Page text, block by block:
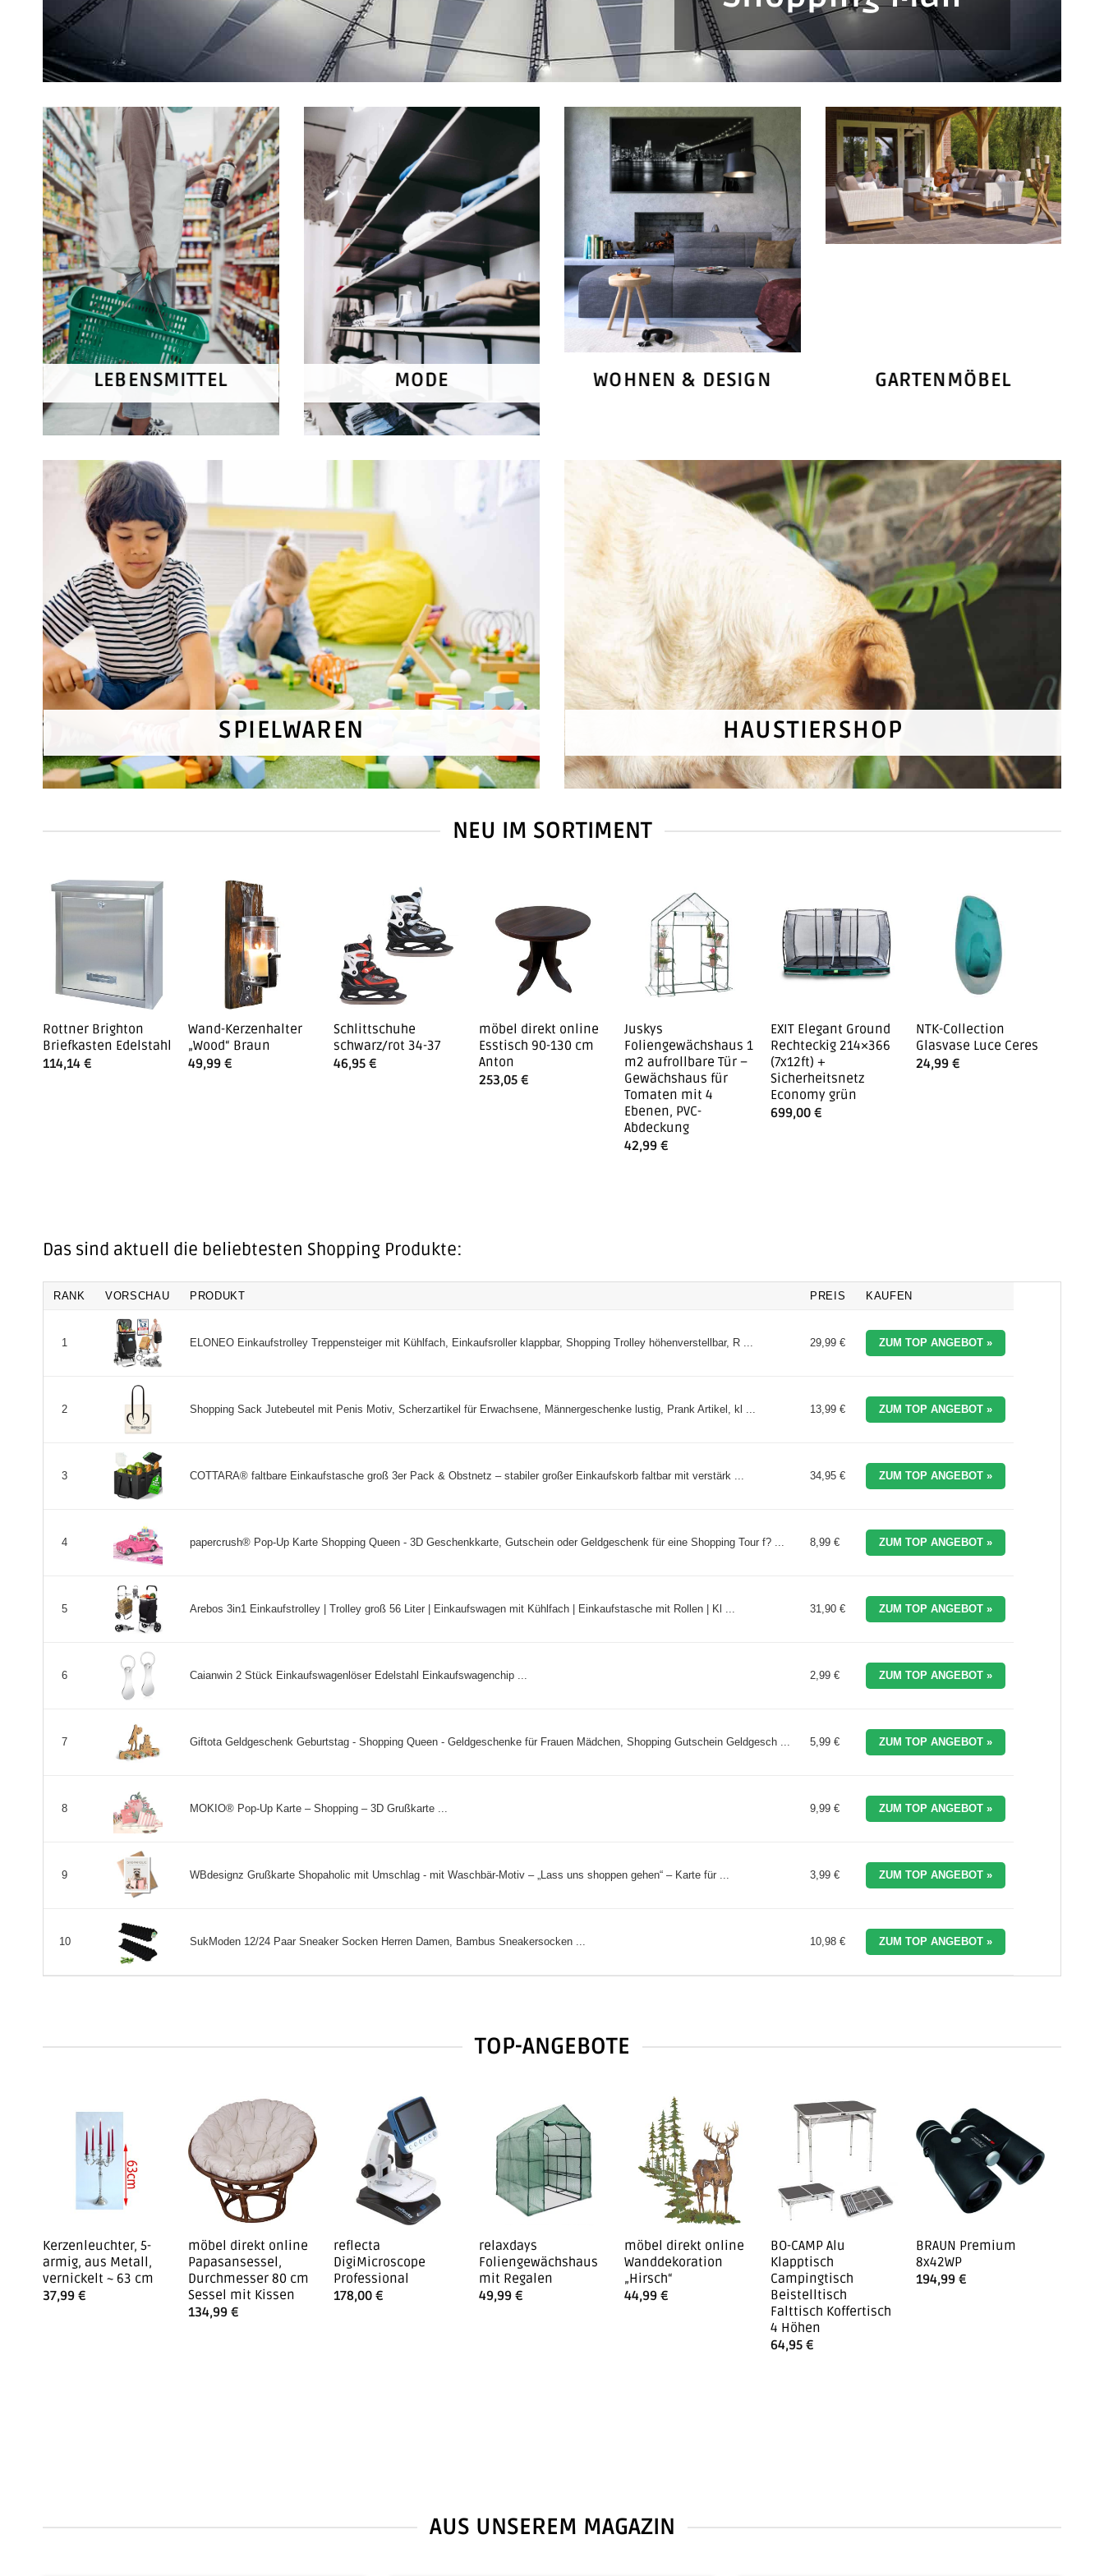
LEBENSMITTEL MODE WOHNEN & DESIGN GARTENMÖBEL
SPIELWAREN HAUSTIERSHOP
NEU IM SORTIMENT
Rottner Brighton
Briefkasten Edelstahl
114,14 €
Wand-Kerzenhalter
„Wood“ Braun
49,99 €
Schlittschuhe
schwarz/rot 34-37
46,95€
möbel direkt online
Esstisch 90-130 cm
Anton
253,05€
Juskys
Foliengewächshaus 1
m2 aufrollbare Tür –
Gewächshaus für
Tomaten mit 4
Ebenen, PVC-
Abdeckung
42,99€
EXIT Elegant Ground
Rechteckig 214×366
(7x12ft) +
Sicherheitsnetz
Economy grün
699,00 €
NTK-Collection
Glasvase Luce Ceres
24,99 €
Das sind aktuell die beliebtesten Shopping Produkte:
RANK VORSCHAU PRODUKT PREIS KAUFEN
1 ELONEO Einkaufstrolley Treppensteiger mit Kühlfach, Einkaufsroller klappbar, Shopping Trolley höhenverstellbar, R ... 29,99 € ZUM TOP ANGEBOT »
2 Shopping Sack Jutebeutel mit Penis Motiv, Scherzartikel für Erwachsene, Männergeschenke lustig, Prank Artikel, kl ... 13,99 € ZUM TOP ANGEBOT »
3 COTTARA® faltbare Einkaufstasche groß 3er Pack & Obstnetz – stabiler großer Einkaufskorb faltbar mit verstärk ... 34,95 € ZUM TOP ANGEBOT »
4 papercrush® Pop-Up Karte Shopping Queen - 3D Geschenkkarte, Gutschein oder Geldgeschenk für eine Shopping Tour f? ... 8,99 € ZUM TOP ANGEBOT »
5 Arebos 3in1 Einkaufstrolley | Trolley groß 56 Liter | Einkaufswagen mit Kühlfach | Einkaufstasche mit Rollen | Kl ... 31,90 € ZUM TOP ANGEBOT »
6 Caianwin 2 Stück Einkaufswagenlöser Edelstahl Einkaufswagenchip ... 2,99 € ZUM TOP ANGEBOT »
7 Giftota Geldgeschenk Geburtstag - Shopping Queen - Geldgeschenke für Frauen Mädchen, Shopping Gutschein Geldgesch ... 5,99 € ZUM TOP ANGEBOT »
8 MOKIO® Pop-Up Karte – Shopping – 3D Grußkarte ... 9,99 € ZUM TOP ANGEBOT »
9 WBdesignz Grußkarte Shopaholic mit Umschlag - mit Waschbär-Motiv – „Lass uns shoppen gehen“ – Karte für ... 3,99 € ZUM TOP ANGEBOT »
10 SukModen 12/24 Paar Sneaker Socken Herren Damen, Bambus Sneakersocken ... 10,98 € ZUM TOP ANGEBOT »
TOP-ANGEBOTE
Kerzenleuchter, 5-
armig, aus Metall,
vernickelt ~ 63 cm
37,99 €
möbel direkt online
Papasansessel,
Durchmesser 80 cm
Sessel mit Kissen
134,99 €
reflecta
DigiMicroscope
Professional
178,00€
relaxdays
Foliengewächshaus
mit Regalen
49,99€
möbel direkt online
Wanddekoration
„Hirsch“
44,99€
BO-CAMP Alu
Klapptisch
Campingtisch
Beistelltisch
Falttisch Koffertisch
4 Höhen
64,95 €
BRAUN Premium
8x42WP
194,99 €
AUS UNSEREM MAGAZIN